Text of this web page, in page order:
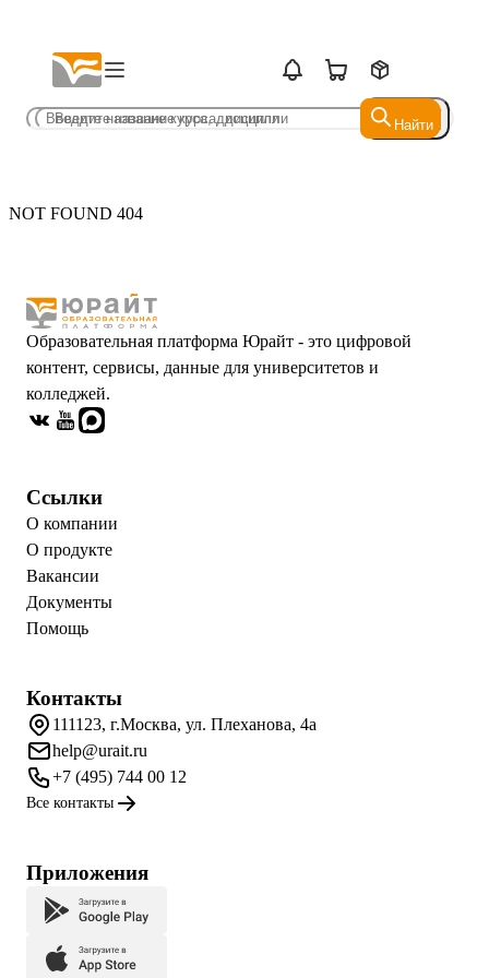
Найти
Найти
NOT FOUND 404
Образовательная платформа Юрайт - это цифровой
контент, сервисы, данные для университетов и
колледжей.
Ссылки
О компании
О продукте
Вакансии
Документы
Помощь
Контакты
111123, г.Москва, ул. Плеханова, 4а
help@urait.ru
+7 (495) 744 00 12
Все контакты
Приложения